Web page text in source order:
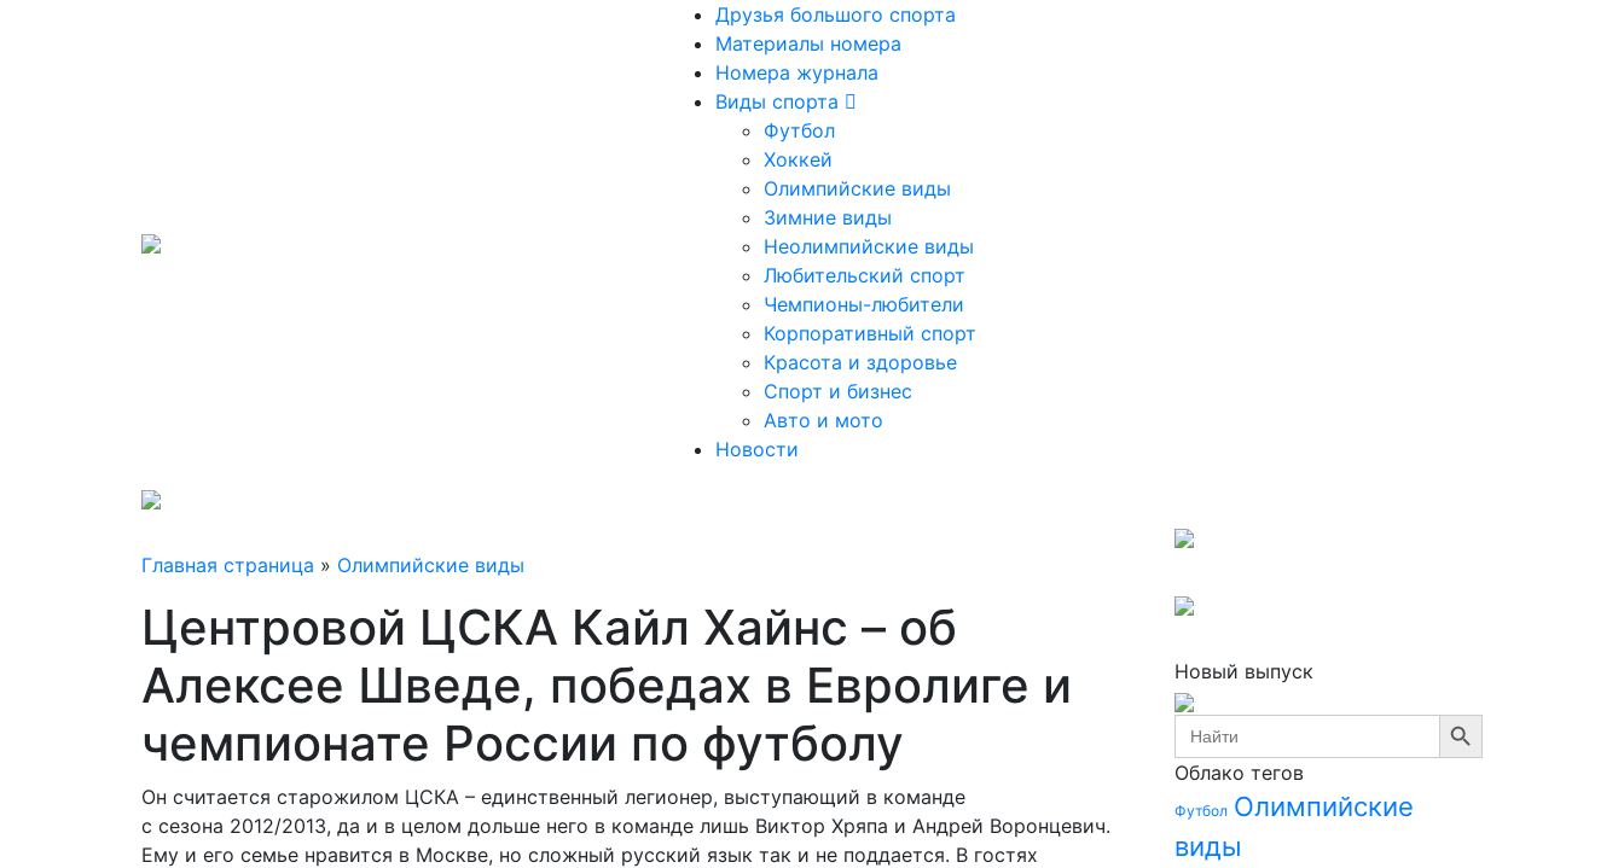
Друзья большого спорта
Материалы номера
Номера журнала
Виды спорта
Футбол
Хоккей
Олимпийские виды
Зимние виды
Неолимпийские виды
Любительский спорт
Чемпионы-любители
Корпоративный спорт
Красота и здоровье
Спорт и бизнес
Авто и мото
Новости
Главная страница » Олимпийские виды
Центровой ЦСКА Кайл Хайнс – об
Алексее Шведе, победах в Евролиге и
чемпионате России по футболу
Он считается старожилом ЦСКА – единственный легионер, выступающий в команде
с сезона 2012/2013, да и в целом дольше него в команде лишь Виктор Хряпа и Андрей Воронцевич.
Ему и его семье нравится в Москве, но сложный русский язык так и не поддается. В гостях
Новый выпуск
Search
for:
Search Button
Облако тегов
Футбол Олимпийские
виды